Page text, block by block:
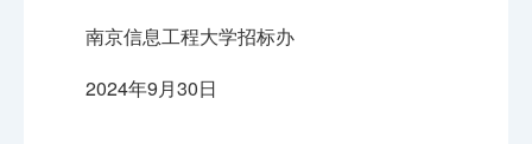
南京信息工程大学招标办
2024年9月30日